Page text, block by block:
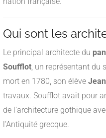
Qui sont les
Le principal architecte du
Soufflot, un représentant du
mort en 1780, son élève
travaux. Soufflot avait pour
de l’architecture gothique
l’Antiquité grecque.